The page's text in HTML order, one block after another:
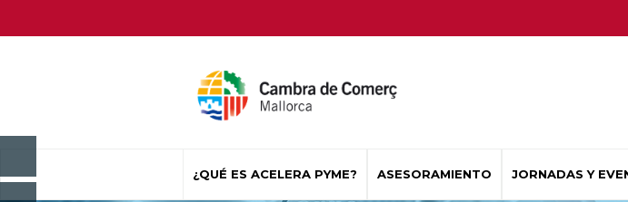
¿QUÉ ES ACELERA PYME? ASESORAMIENTO JORNADAS Y